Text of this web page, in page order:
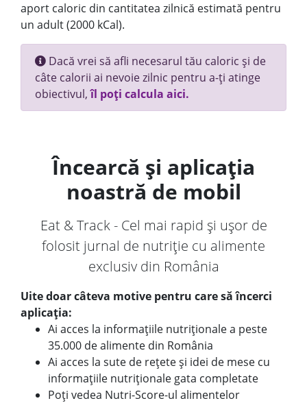
aport caloric din cantitatea zilnică estimată pentru
un adult (2000 kCal).
Dacă vrei să afli necesarul tău caloric și de
câte calorii ai nevoie zilnic pentru a-ți atinge
obiectivul,îl poți calcula aici.
Încearcă și aplicația
noastră de mobil
Eat & Track - Cel mai rapid și ușor de
folosit jurnal de nutriție cu alimente
exclusiv din România
Uite doar câteva motive pentru care să încerci
aplicația:
Ai acces la informațiile nutriționale a peste
35.000 de alimente din România
Ai acces la sute de rețete și idei de mese cu
informațiile nutriționale gata completate
Poți vedea Nutri-Score-ul alimentelor